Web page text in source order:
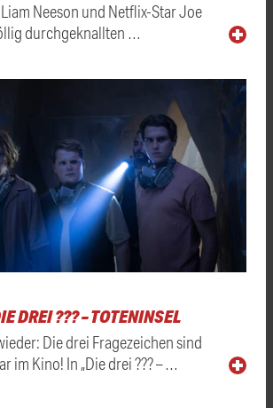
Neeson und Netflix-Star Joe
durchgeknallten …
DREI ??? – TOTENINSEL
Die drei Fragezeichen sind
im Kino! In „Die drei ??? – …